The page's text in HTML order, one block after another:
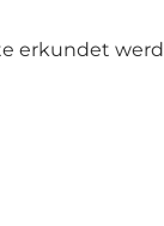
erkundet